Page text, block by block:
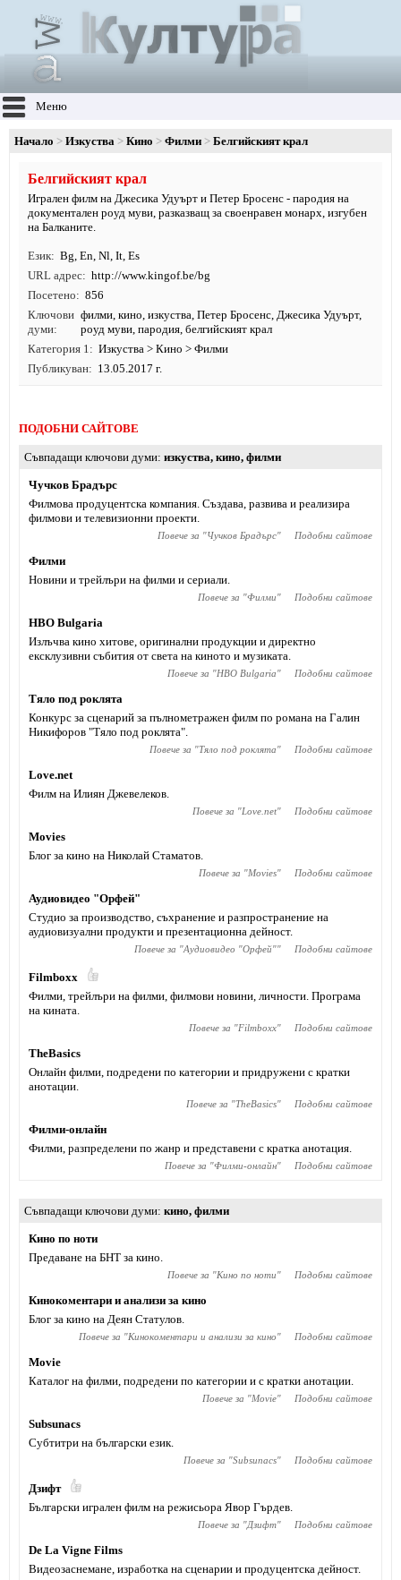
Меню
Начало Изкуства Кино Филми Белгийският крал
Белгийският крал
Игрален филм на Джесика Удуърт и Петер Бросенс - пародия на
документален роуд муви, разказващ за своенравен монарх, изгубен
на Балканите.
Език Bg, En, Nl, It, Es
URL адрес
http://www.kingof.be/bg
Посетено
856
Ключови
думи
филми,кино,изкуства, Петер Бросенс, Джесика Удуърт,
роуд муви, пародия, белгийският крал
Категория 1
Изкуства > Кино > Филми
Публикуван
13.05.2017 г.
ПОДОБНИ САЙТОВЕ
Съвпадащи ключови думи изкуства, кино, филми
Чучков Брадърс
Филмова продуцентска компания. Създава, развива и реализира
филмови и телевизионни проекти.
Повече за "Чучков Брадърс" Подобни сайтове
Филми
Новини и трейлъри на филми и сериали.
Повече за "Филми" Подобни сайтове
HBO Bulgaria
Излъчва кино хитове, оригинални продукции и директно
ексклузивни събития от света на киното и музиката.
Повече за "HBO Bulgaria" Подобни сайтове
Тяло под роклята
Конкурс за сценарий за пълнометражен филм по романа на Галин
Никифоров "Тяло под роклята".
Повече за "Тяло под роклята" Подобни сайтове
Love.net
Филм на Илиян Джевелеков.
Повече за "Love.net" Подобни сайтове
Movies
Блог за кино на Николай Стаматов.
Повече за "Movies" Подобни сайтове
Аудиовидео "Орфей"
Студио за производство, съхранение и разпространение на
аудиовизуални продукти и презентационна дейност.
Повече за "Аудиовидео "Орфей"" Подобни сайтове
Filmboxx
Филми, трейлъри на филми, филмови новини, личности. Програма
на кината.
Повече за "Filmboxx" Подобни сайтове
TheBasics
Онлайн филми, подредени по категории и придружени с кратки
анотации.
Повече за "TheBasics" Подобни сайтове
Филми-онлайн
Филми, разпределени по жанр и представени с кратка анотация.
Повече за "Филми-онлайн" Подобни сайтове
Съвпадащи ключови думи кино, филми
Кино по ноти
Предаване на БНТ за кино.
Повече за "Кино по ноти" Подобни сайтове
Кинокоментари и анализи за кино
Блог за кино на Деян Статулов.
Повече за "Кинокоментари и анализи за кино" Подобни сайтове
Movie
Каталог на филми, подредени по категории и с кратки анотации.
Повече за "Movie" Подобни сайтове
Subsunacs
Субтитри на български език.
Повече за "Subsunacs" Подобни сайтове
Дзифт
Български игрален филм на режисьора Явор Гърдев.
Повече за "Дзифт" Подобни сайтове
De La Vigne Films
Видеозаснемане, изработка на сценарии и продуцентска дейност.